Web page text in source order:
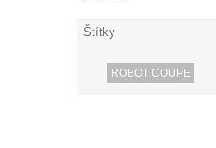
Štítky
ROBOT COUPE